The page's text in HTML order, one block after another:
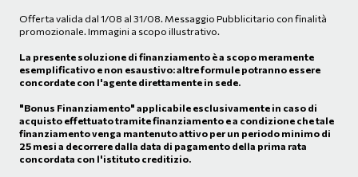
Offerta valida dal 1/08 al 31/08. Messaggio Pubblicitario con finalità
promozionale. Immagini a scopo illustrativo.
La presente soluzione di finanziamento è a scopo meramente
esemplificativo e non esaustivo: altre formule potranno essere
concordate con l'agente direttamente in sede.
"Bonus Finanziamento" applicabile esclusivamente in caso di
acquisto effettuato tramite finanziamento e a condizione che tale
finanziamento venga mantenuto attivo per un periodo minimo di
25 mesi a decorrere dalla data di pagamento della prima rata
concordata con l'istituto creditizio.